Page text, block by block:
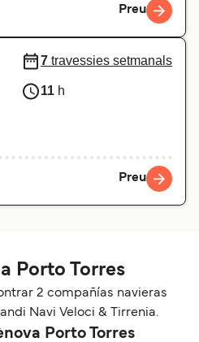
Preu
7 travessies setmanals
11 h
Preu
Porto Torres
2 compañías navieras
Navi Veloci & Tirrenia.
Porto Torres